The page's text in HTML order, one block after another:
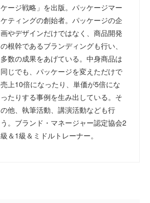
ケージ戦略」を出版。パッケージマー
ケティングの創始者。パッケージの企
画やデザインだけではなく、商品開発
の根幹であるブランディングも行い、
多数の成果をあげている。中身商品は
同じでも、パッケージを変えただけで
売上10倍になったり、単価が5倍にな
ったりする事例を生み出している。そ
の他、執筆活動、講演活動なども行
う。ブランド・マネージャー認定協会2
級＆1級＆ミドルトレーナー。